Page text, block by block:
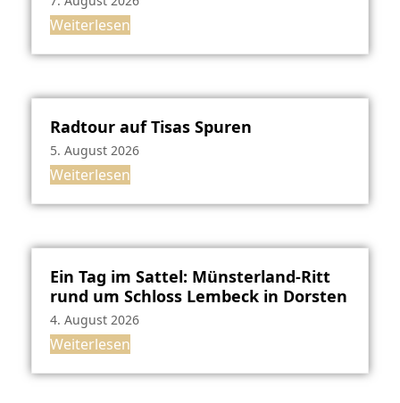
Weiterlesen
Radtour auf Tisas Spuren
5. August 2026
Weiterlesen
Ein Tag im Sattel: Münsterland-Ritt
rund um Schloss Lembeck in Dorsten
4. August 2026
Weiterlesen